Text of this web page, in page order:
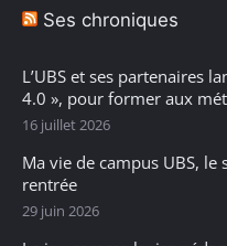
Ses chroniques
L’UBS et ses partenaires
4.0 », pour former aux
16 juillet 2026
Ma vie de campus UBS,
rentrée
29 juin 2026